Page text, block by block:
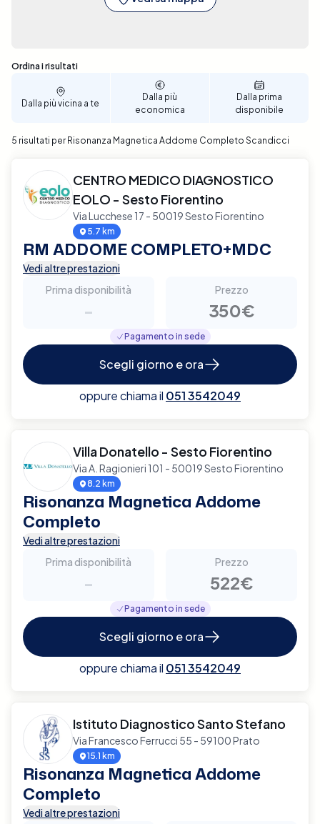
facilmente selezionare la data e l'ora che meglio si
Prenota ora per assicurarti la migliore assistenza
possibile e una diagnosi accurata della tua salute
addominale a Scandicci.
Sono stati trovati 5 risultati
Ordina i risultati
Dalla più vicina a te
Dalla più
economica
Dalla prima
disponibile
5 risultati per Risonanza Magnetica Addome Completo Scandicci
CENTRO MEDICO DIAGNOSTICO
EOLO - Sesto Fiorentino
Via Lucchese 17 - 50019 Sesto Fiorentino
5.7 km
RM ADDOME COMPLETO+MDC
Vedi altre prestazioni
Prima disponibilità
-
Prezzo
350€
Pagamento in sede
Scegli giorno e ora
oppure chiama il 051 3542049
Villa Donatello - Sesto Fiorentino
Via A. Ragionieri 101 - 50019 Sesto Fiorentino
8.2 km
Risonanza Magnetica Addome
Completo
Vedi altre prestazioni
Prima disponibilità
-
Prezzo
522€
Pagamento in sede
Scegli giorno e ora
oppure chiama il 051 3542049
Istituto Diagnostico Santo Stefano
Via Francesco Ferrucci 55 - 59100 Prato
15.1 km
Risonanza Magnetica Addome
Completo
Vedi altre prestazioni